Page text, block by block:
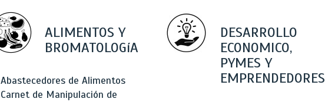
ALIMENTOS Y
BROMATOLOGíA
Abastecedores de Alimentos
Carnet de Manipulación de
DESARROLLO
ECONOMICO,
PYMES Y
EMPRENDEDORES